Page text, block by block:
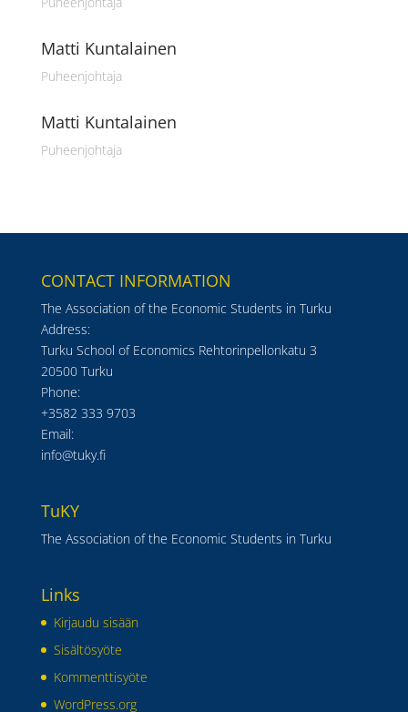
Matti Kuntalainen
Puheenjohtaja
Matti Kuntalainen
Puheenjohtaja
CONTACT INFORMATION
The Association of the Economic Students in Turku
Address:
Turku School of Economics Rehtorinpellonkatu 3
20500 Turku
Phone:
+3582 333 9703
Email:
info@tuky.fi
TuKY
The Association of the Economic Students in Turku
Links
Kirjaudu sisään
Sisältösyöte
Kommenttisyöte
WordPress.org